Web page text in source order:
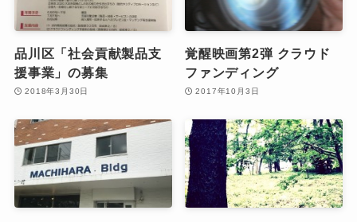
品川区「社会貢献製品支
援事業」の募集
2018年3月30日
覚醒映画第2弾 クラウド
ファンディング
2017年10月3日